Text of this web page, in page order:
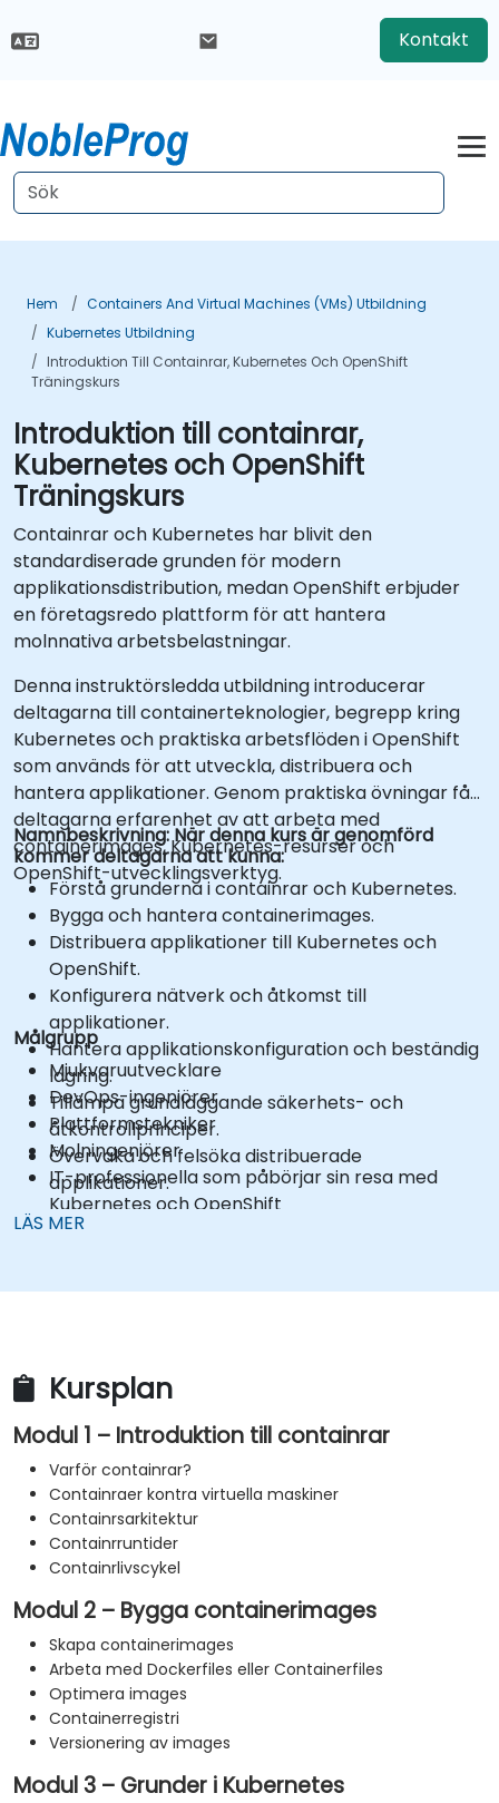
Kontakt
Hem
Containers And Virtual Machines (VMs) Utbildning
Kubernetes Utbildning
Introduktion Till Containrar, Kubernetes Och OpenShift
Träningskurs
Introduktion till containrar,
Kubernetes och OpenShift
Träningskurs
Containrar och Kubernetes har blivit den
standardiserade grunden för modern
applikationsdistribution, medan OpenShift erbjuder
en företagsredo plattform för att hantera
molnnativa arbetsbelastningar.
Denna instruktörsledda utbildning introducerar
deltagarna till containerteknologier, begrepp kring
Kubernetes och praktiska arbetsflöden i OpenShift
som används för att utveckla, distribuera och
hantera applikationer. Genom praktiska övningar får
deltagarna erfarenhet av att arbeta med
containerimages, Kubernetes-resurser och
OpenShift-utvecklingsverktyg.
Namnbeskrivning: När denna kurs är genomförd
kommer deltagarna att kunna:
Förstå grunderna i containrar och Kubernetes.
Bygga och hantera containerimages.
Distribuera applikationer till Kubernetes och
OpenShift.
Konfigurera nätverk och åtkomst till
applikationer.
Hantera applikationskonfiguration och beständig
lagring.
Tillämpa grundläggande säkerhets- och
åtkontrollprinciper.
Övervaka och felsöka distribuerade
applikationer.
Målgrupp
Mjukvaruutvecklare
DevOps-ingenjörer
Plattformstekniker
Molningenjörer
IT-professionella som påbörjar sin resa med
Kubernetes och OpenShift
LÄS MER
Kursplan
Modul 1 – Introduktion till containrar
Varför containrar?
Containraer kontra virtuella maskiner
Containrsarkitektur
Containrruntider
Containrlivscykel
Modul 2 – Bygga containerimages
Skapa containerimages
Arbeta med Dockerfiles eller Containerfiles
Optimera images
Containerregistri
Versionering av images
Modul 3 – Grunder i Kubernetes